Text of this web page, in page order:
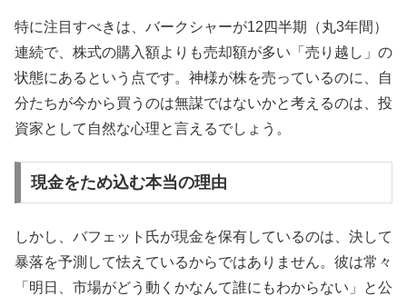
特に注目すべきは、バークシャーが12四半期（丸3年間）
連続で、株式の購入額よりも売却額が多い「売り越し」の
状態にあるという点です。神様が株を売っているのに、自
分たちが今から買うのは無謀ではないかと考えるのは、投
資家として自然な心理と言えるでしょう。
現金をため込む本当の理由
しかし、バフェット氏が現金を保有しているのは、決して
暴落を予測して怯えているからではありません。彼は常々
「明日、市場がどう動くかなんて誰にもわからない」と公